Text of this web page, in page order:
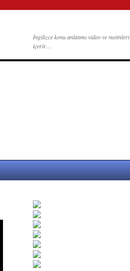
İngilizce konu anlatımı video ve metinleri
içerir…